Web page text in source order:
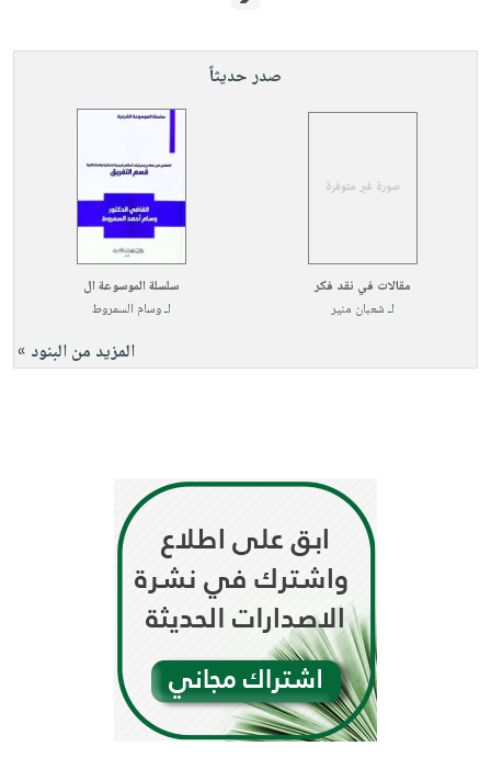
صدر حديثاً
مقالات في نقد فكر
لـشعبان منير
سلسلة الموسوعة ال
لـوسام السمروط
المزيد من البنود »